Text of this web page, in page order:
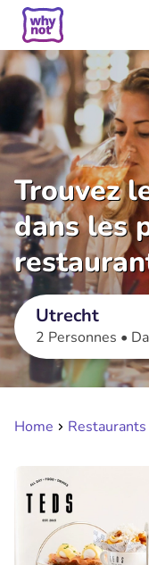
Trouvez
dans les
Utrecht
2 Personnes •
Home Restaurants